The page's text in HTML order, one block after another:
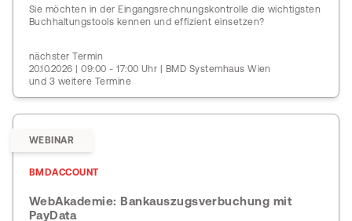
Sie möchten in der Eingangsrechnungskontrolle die wichtigsten
Buchhaltungstools kennen und effizient einsetzen?
nächster Termin
20.10.2026 | 09:00 - 17:00 Uhr | BMD Systemhaus Wien
und 3 weitere Termine
WEBINAR
BMDACCOUNT
WebAkademie: Bankauszugsverbuchung mit
PayData